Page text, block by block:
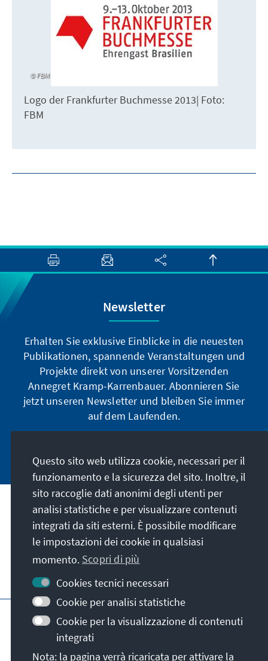
FBM
Logo der Frankfurter Buchmesse 2013| Foto:
FBM
Newsletter
Erhalten Sie exklusive Einblicke in die neuesten
Publikationen, spannende Veranstaltungen und
Projekte direkt von unserer Vorsitzenden
Annegret Kramp-Karrenbauer. Abonnieren Sie
jetzt unseren Newsletter und bleiben Sie immer
auf dem Laufenden.
La nostra missione
Contatto
Altre offerte della fondazione
Colophon
Termini e condizioni
Erklärung zur Barrierefreiheit
Mappa del sito
Questo sito web utilizza cookie, necessari per il
funzionamento e la sicurezza del sito. Inoltre, il
sito raccoglie dati anonimi degli utenti per
analisi statistiche e per visualizzare contenuti
integrati da siti esterni. È possibile modificare
le impostazioni dei cookie in qualsiasi
momento. Scopri di più
Cookies tecnici necessari
Cookie per analisi statistiche
Cookie per la visualizzazione di contenuti
integrati
Nota: la pagina verrà ricaricata per attivare la